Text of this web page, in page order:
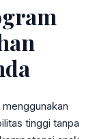
tinggi tanpa